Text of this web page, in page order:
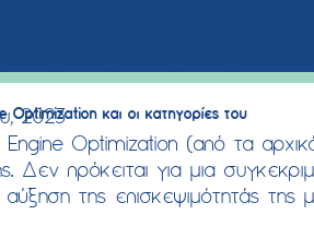
Optimization και οι κατηγορίες του
2023
Engine Optimization (από τα
Δεν πρόκειται για μια
της επισκεψιμότητάς